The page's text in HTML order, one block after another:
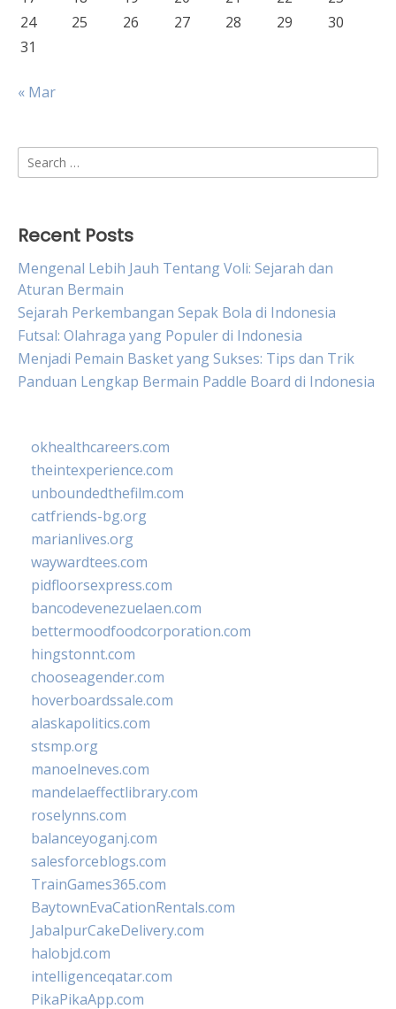
24
25 26 27 28 29
30
31
« Mar
Search
for:
Recent Posts
Mengenal Lebih Jauh Tentang Voli: Sejarah dan
Aturan Bermain
Sejarah Perkembangan Sepak Bola di Indonesia
Futsal: Olahraga yang Populer di Indonesia
Menjadi Pemain Basket yang Sukses: Tips dan Trik
Panduan Lengkap Bermain Paddle Board di Indonesia
okhealthcareers.com
theintexperience.com
unboundedthefilm.com
catfriends-bg.org
marianlives.org
waywardtees.com
pidfloorsexpress.com
bancodevenezuelaen.com
bettermoodfoodcorporation.com
hingstonnt.com
chooseagender.com
hoverboardssale.com
alaskapolitics.com
stsmp.org
manoelneves.com
mandelaeffectlibrary.com
roselynns.com
balanceyoganj.com
salesforceblogs.com
TrainGames365.com
BaytownEvaCationRentals.com
JabalpurCakeDelivery.com
halobjd.com
intelligenceqatar.com
PikaPikaApp.com